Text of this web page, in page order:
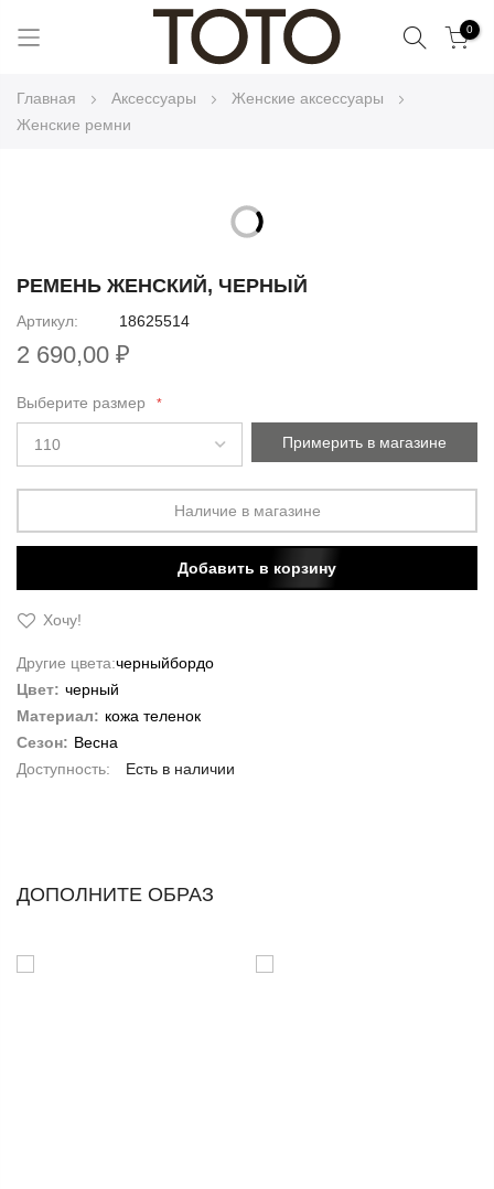
Поиск0
Главная Аксессуары
Женские аксессуары
Женские ремни
end
of
the
gallery
to
beginning
of
images
gallery
РЕМЕНЬ ЖЕНСКИЙ, ЧЕРНЫЙ
Артикул 18625514
2 690,00 ₽
Выберите размер
Примерить в магазине
Наличие в магазине
Добавить в корзину
Хочу!
Другие цвета:черныйбордо
Цвет: черный
Материал: кожа теленок
Сезон: Весна
Есть в наличии
ДОПОЛНИТЕ ОБРАЗ